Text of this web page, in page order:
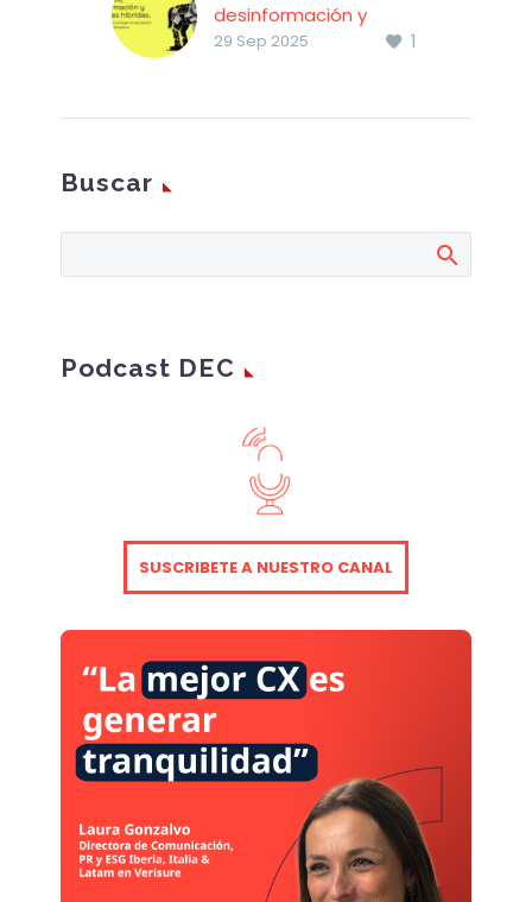
desinformación y
amenazas híbridas.
generativa de Foro IA.
1
29 Sep 2025
Buscar
Podcast DEC
SUSCRIBETE A NUESTRO CANAL